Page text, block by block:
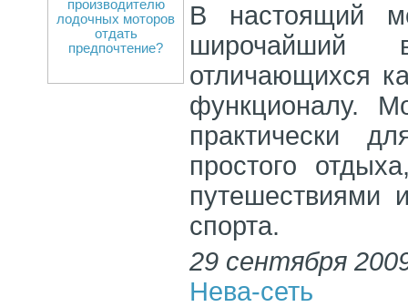
В настоящий
широчайший
отличающихся
функционалу.
практически
простого
путешествиями
спорта.
29 сентября
Нева-сеть